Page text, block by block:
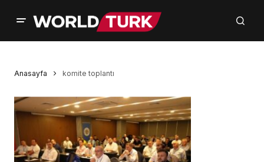
Anasayfa komite toplantı